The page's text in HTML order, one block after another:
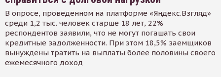
В опросе, проведенном на платформе «Яндекс.Взгляд»
среди 1,2 тыс. человек старше 18 лет, 22%
респондентов заявили, что не могут погашать свои
кредитные задолженности. При этом 18,5% заемщиков
вынуждены тратить на выплаты более половины своего
ежемесячного доход